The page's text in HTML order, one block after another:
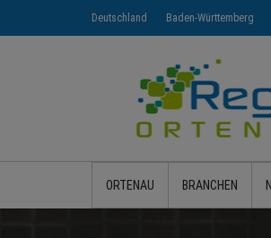
Deutschland Baden-Württemberg
ORTENAU BRANCHEN